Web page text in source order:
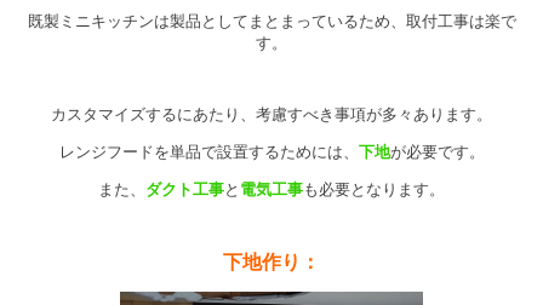
既製ミニキッチンは製品としてまとまっているため、取付工事は楽で
す。
カスタマイズするにあたり、考慮すべき事項が多々あります。
レンジフードを単品で設置するためには、 下地が必要です。
また、 ダクト工事と 電気工事も必要となります。
下地作り：